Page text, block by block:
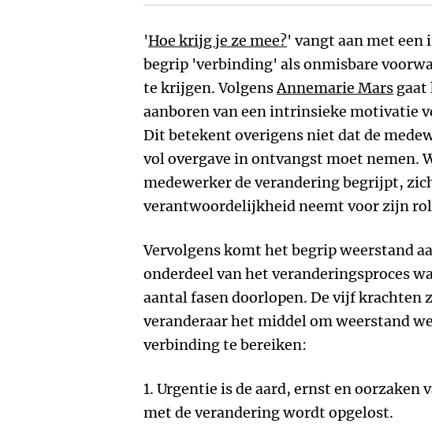
'Hoe krijg je ze mee?' vangt aan met
begrip 'verbinding' als onmisbare
te krijgen. VolgensAnnemarie Mars gaat
aanboren van een intrinsieke motivatie
Dit betekent overigens niet dat de
vol overgave in ontvangst moet nemen.
medewerker de verandering begrijpt,
verantwoordelijkheid neemt voor zijn
Vervolgens komt het begrip weerstand
onderdeel van het veranderingsproces
aantal fasen doorlopen. De vijf krachten
veranderaar het middel om weerstand
verbinding te bereiken:
1. Urgentie is de aard, ernst en oorzaken
met de verandering wordt opgelost.